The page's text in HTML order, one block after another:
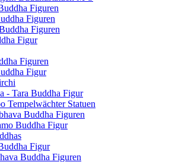
Figuren
Figuren
Figuren
Figur
Figuren
Figur
- Tara Buddha Figur
Tempelwächter Statuen
Buddha Figuren
Buddha Figur
Figur
Buddha Figuren